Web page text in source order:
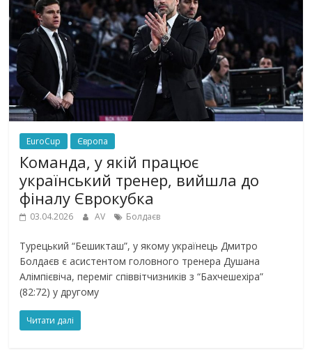
EuroCup Європа
Команда, у якій працює
український тренер, вийшла до
фіналу Єврокубка
03.04.2026 AV Болдаєв
Турецький “Бешикташ”, у якому українець Дмитро
Болдаєв є асистентом головного тренера Душана
Алімпієвіча, переміг співвітчизників з “Бахчешехіра”
(82:72) у другому
Читати далі